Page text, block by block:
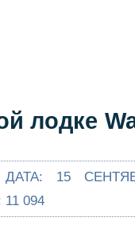
Этапы ...
Далее...
[caption
id="attachment_7126"
width="604"]
стакане. Вид
[/caption] По
лодке
15
094